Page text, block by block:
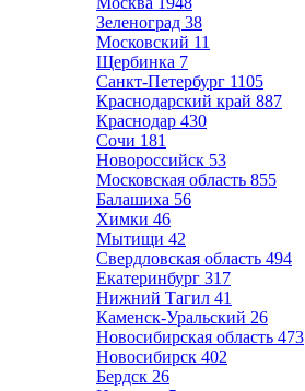
Зеленоград 38
Московский 11
Щербинка 7
Санкт-Петербург 1105
Краснодарский край 887
Краснодар 430
Сочи 181
Новороссийск 53
Московская область 855
Балашиха 56
Химки 46
Мытищи 42
Свердловская область 494
Екатеринбург 317
Нижний Тагил 41
Каменск-Уральский 26
Новосибирская область 473
Новосибирск 402
Бердск 26